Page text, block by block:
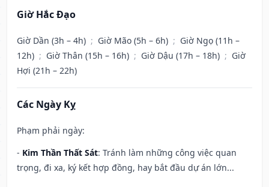
Giờ Hắc Đạo
Giờ Dần (3h – 4h) ; Giờ Mão (5h – 6h) ; Giờ Ngọ (11h –
12h) ; Giờ Thân (15h – 16h) ; Giờ Dậu (17h – 18h) ; Giờ
Hợi (21h – 22h)
Các Ngày Kỵ
Phạm phải ngày:
- Kim Thần Thất Sát: Tránh làm những công việc quan
trọng, đi xa, ký kết hợp đồng, hay bắt đầu dự án lớn...